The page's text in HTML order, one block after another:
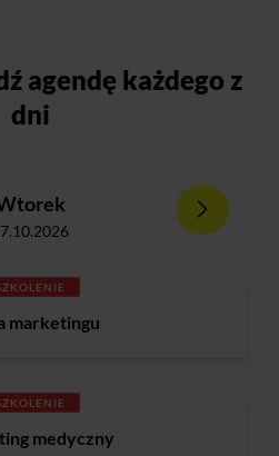
agendę każdego z
dni
marketingu
medyczny